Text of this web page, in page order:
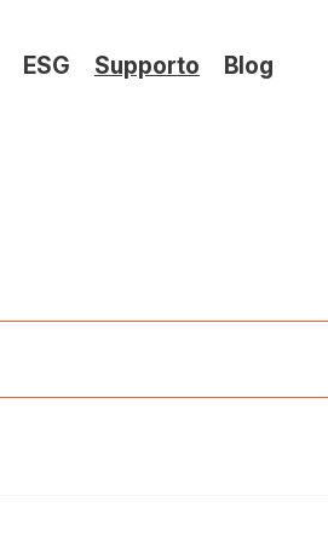
ESG Supporto Blog(si